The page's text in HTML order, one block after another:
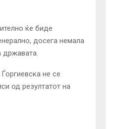
ќе биде
досега немала
не се
од резултатот на